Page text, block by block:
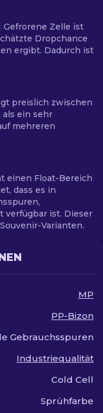
Zelle ist
Dropchance
ergibt. Dadurch ist
preislich zwischen
als ein sehr
mehreren
einen Float-Bereich
dass es in
verfügbar ist. Dieser
Varianten.
MP
PP-Bizon
Gebrauchsspuren
Industriequalität
Cold Cell
Sprühfarbe